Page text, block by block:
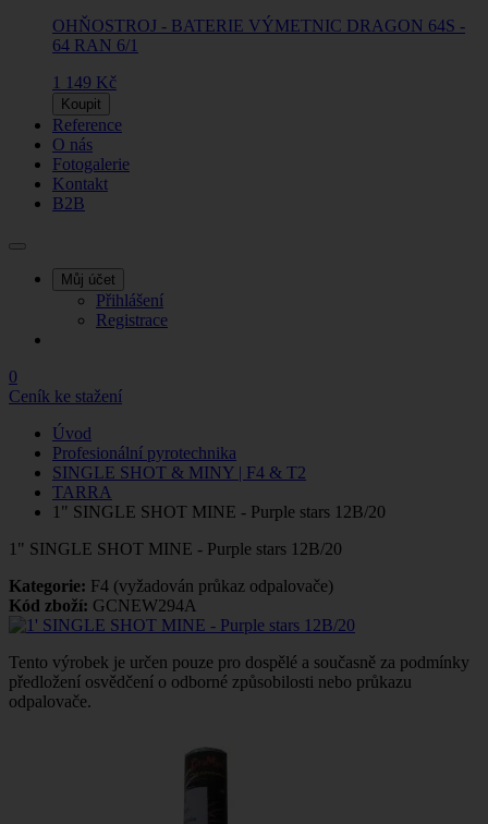
OHŇOSTROJ - BATERIE VÝMETNIC DRAGON 64S -
64 RAN 6/1
1 149 Kč
Koupit
Reference
O nás
Fotogalerie
Kontakt
B2B
Můj účet
Přihlášení
Registrace
0
Ceník ke stažení
Úvod
Profesionální pyrotechnika
SINGLE SHOT & MINY | F4 & T2
TARRA
1" SINGLE SHOT MINE - Purple stars 12B/20
1" SINGLE SHOT MINE - Purple stars 12B/20
Kategorie: F4 (vyžadován průkaz odpalovače)
Kód zboží: GCNEW294A
Tento výrobek je určen pouze pro dospělé a současně za podmínky
předložení osvědčení o odborné způsobilosti nebo průkazu
odpalovače.